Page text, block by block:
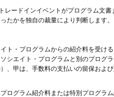
レードインイベントがプログラム文
たかを独自の裁量により判断します。
ト・プログラムからの紹介料を受け
シエイト・プログラムと別のプログ
、甲は、手数料の支払いの留保およ
ログラム紹介料または特別プログラ